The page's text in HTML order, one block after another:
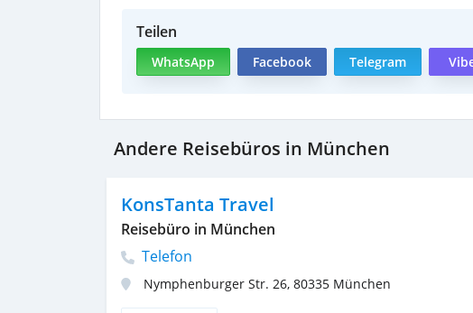
Teilen
WhatsApp Facebook Telegram
Andere Reisebüros in München
KonsTanta Travel
Reisebüro in München
Telefon
Nymphenburger Str. 26, 80335 München